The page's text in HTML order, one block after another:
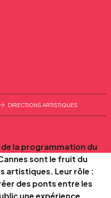
DIRECTIONS ARTISTIQUES
la programmation du
sont le fruit du
artistiques. Leur rôle :
des ponts entre les
une expérience